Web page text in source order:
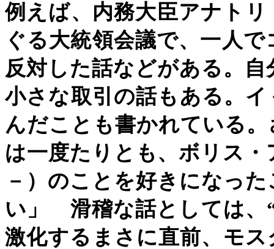
例えば、内務大臣アナト
ぐる大統領会議で、一人
反対した話などがある。
小さな取引の話もある。
んだことも書かれている
は一度たりとも、ボリス
－）のことを好きになっ
い」 滑稽な話としては、
激化するまさに直前、モ